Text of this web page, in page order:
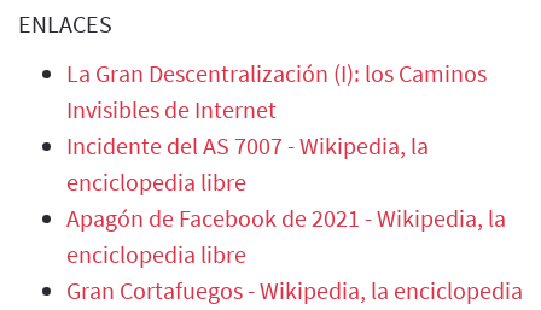
ENLACES
La Gran Descentralización (I): los Caminos
Invisibles de Internet
Incidente del AS 7007 - Wikipedia, la
enciclopedia libre
Apagón de Facebook de 2021 - Wikipedia, la
enciclopedia libre
Gran Cortafuegos - Wikipedia, la enciclopedia